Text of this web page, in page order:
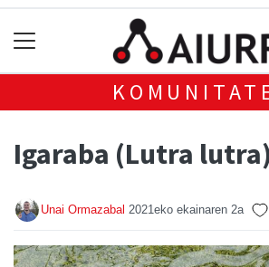
Igaraba (Lutra lutra)
Unai Ormazabal 2021eko ekainaren 2a